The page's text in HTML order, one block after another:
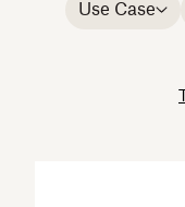
Use Case